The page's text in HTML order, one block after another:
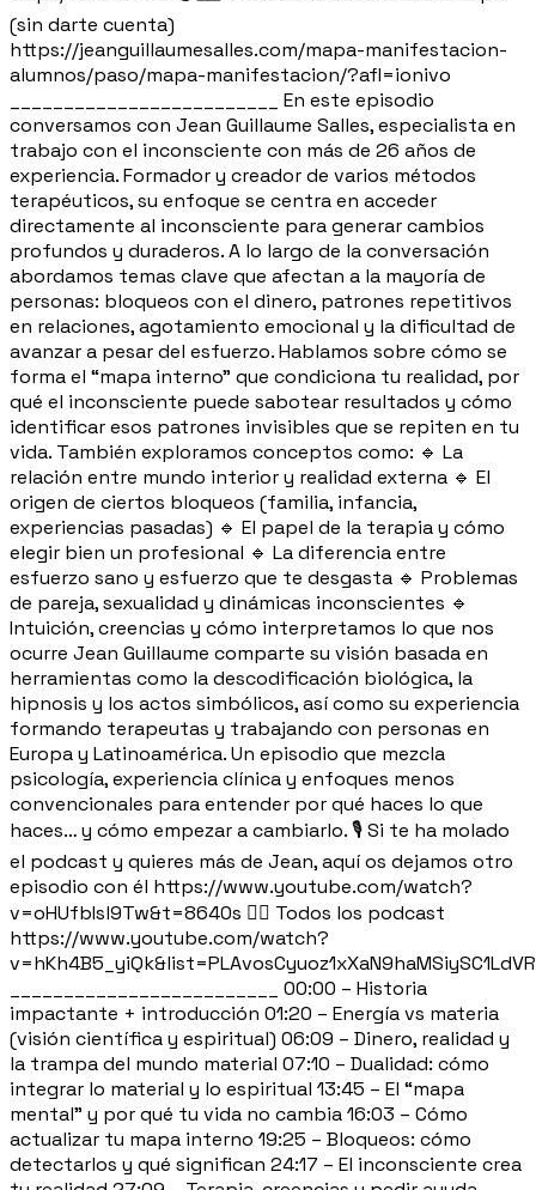
(sin darte cuenta)
https://jeanguillaumesalles.com/mapa-manifestacion-
alumnos/paso/mapa-manifestacion/?afl=ionivo
_________________________ En este episodio
conversamos con Jean Guillaume Salles, especialista en
trabajo con el inconsciente con más de 26 años de
experiencia. Formador y creador de varios métodos
terapéuticos, su enfoque se centra en acceder
directamente al inconsciente para generar cambios
profundos y duraderos. A lo largo de la conversación
abordamos temas clave que afectan a la mayoría de
personas: bloqueos con el dinero, patrones repetitivos
en relaciones, agotamiento emocional y la dificultad de
avanzar a pesar del esfuerzo. Hablamos sobre cómo se
forma el “mapa interno” que condiciona tu realidad, por
qué el inconsciente puede sabotear resultados y cómo
identificar esos patrones invisibles que se repiten en tu
vida. También exploramos conceptos como: 🔹 La
relación entre mundo interior y realidad externa 🔹 El
origen de ciertos bloqueos (familia, infancia,
experiencias pasadas) 🔹 El papel de la terapia y cómo
elegir bien un profesional 🔹 La diferencia entre
esfuerzo sano y esfuerzo que te desgasta 🔹 Problemas
de pareja, sexualidad y dinámicas inconscientes 🔹
Intuición, creencias y cómo interpretamos lo que nos
ocurre Jean Guillaume comparte su visión basada en
herramientas como la descodificación biológica, la
hipnosis y los actos simbólicos, así como su experiencia
formando terapeutas y trabajando con personas en
Europa y Latinoamérica. Un episodio que mezcla
psicología, experiencia clínica y enfoques menos
convencionales para entender por qué haces lo que
haces… y cómo empezar a cambiarlo. 🎙️ Si te ha molado
el podcast y quieres más de Jean, aquí os dejamos otro
episodio con él https://www.youtube.com/watch?
v=oHUfbIsl9Tw&t=8640s 👉🏼 Todos los podcast
https://www.youtube.com/watch?
_________________________ 00:00 – Historia
impactante + introducción 01:20 – Energía vs materia
(visión científica y espiritual) 06:09 – Dinero, realidad y
la trampa del mundo material 07:10 – Dualidad: cómo
integrar lo material y lo espiritual 13:45 – El “mapa
mental” y por qué tu vida no cambia 16:03 – Cómo
actualizar tu mapa interno 19:25 – Bloqueos: cómo
detectarlos y qué significan 24:17 – El inconsciente crea